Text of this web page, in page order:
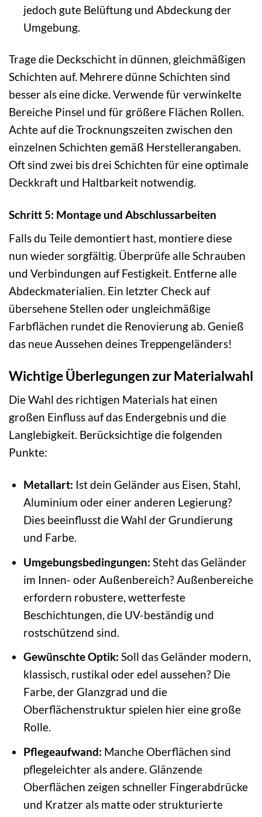
jedoch gute Belüftung und Abdeckung der
Umgebung.
Trage die Deckschicht in dünnen, gleichmäßigen
Schichten auf. Mehrere dünne Schichten sind
besser als eine dicke. Verwende für verwinkelte
Bereiche Pinsel und für größere Flächen Rollen.
Achte auf die Trocknungszeiten zwischen den
einzelnen Schichten gemäß Herstellerangaben.
Oft sind zwei bis drei Schichten für eine optimale
Deckkraft und Haltbarkeit notwendig.
Schritt 5: Montage und Abschlussarbeiten
Falls du Teile demontiert hast, montiere diese
nun wieder sorgfältig. Überprüfe alle Schrauben
und Verbindungen auf Festigkeit. Entferne alle
Abdeckmaterialien. Ein letzter Check auf
übersehene Stellen oder ungleichmäßige
Farbflächen rundet die Renovierung ab. Genieß
das neue Aussehen deines Treppengeländers!
Wichtige Überlegungen zur Materialwahl
Die Wahl des richtigen Materials hat einen
großen Einfluss auf das Endergebnis und die
Langlebigkeit. Berücksichtige die folgenden
Punkte:
Metallart: Ist dein Geländer aus Eisen, Stahl,
Aluminium oder einer anderen Legierung?
Dies beeinflusst die Wahl der Grundierung
und Farbe.
Umgebungsbedingungen: Steht das Geländer
im Innen- oder Außenbereich? Außenbereiche
erfordern robustere, wetterfeste
Beschichtungen, die UV-beständig und
rostschützend sind.
Gewünschte Optik: Soll das Geländer modern,
klassisch, rustikal oder edel aussehen? Die
Farbe, der Glanzgrad und die
Oberflächenstruktur spielen hier eine große
Rolle.
Pflegeaufwand: Manche Oberflächen sind
pflegeleichter als andere. Glänzende
Oberflächen zeigen schneller Fingerabdrücke
und Kratzer als matte oder strukturierte